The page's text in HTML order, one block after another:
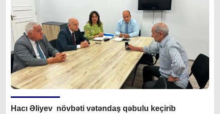
Hacı Əliyev növbəti vətəndaş qəbulu keçirib